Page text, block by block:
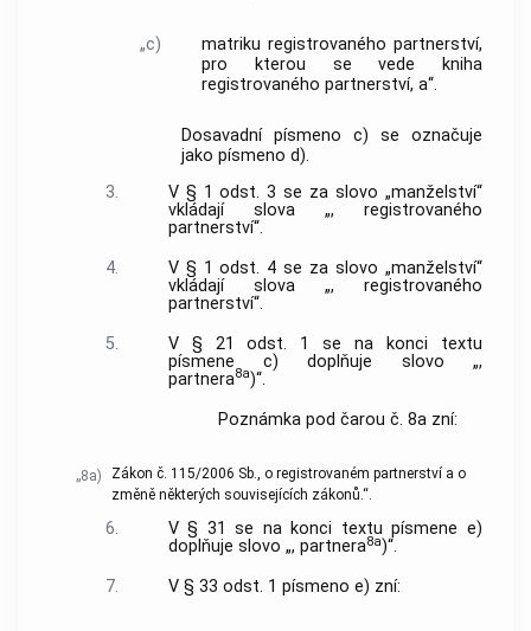
„c)
matriku registrovaného partnerství,
pro kterou se vede kniha
registrovaného partnerství, a“.
Dosavadní písmeno c) se označuje
jako písmeno d).
3.
V § 1 odst. 3 se za slovo „manželství“
vkládají slova „, registrovaného
partnerství“.
4.
V § 1 odst. 4 se za slovo „manželství“
vkládají slova „, registrovaného
partnerství“.
5.
V § 21 odst. 1 se na konci textu
písmene c) doplňuje slovo „,
partnera8a)“.
Poznámka pod čarou č. 8a zní:
„8a)
Zákon č. 115/2006 Sb., o registrovaném partnerství a o
změně některých souvisejících zákonů.“.
6.
V § 31 se na konci textu písmene e)
doplňuje slovo „, partnera8a)“.
7.
V § 33 odst. 1 písmeno e) zní: